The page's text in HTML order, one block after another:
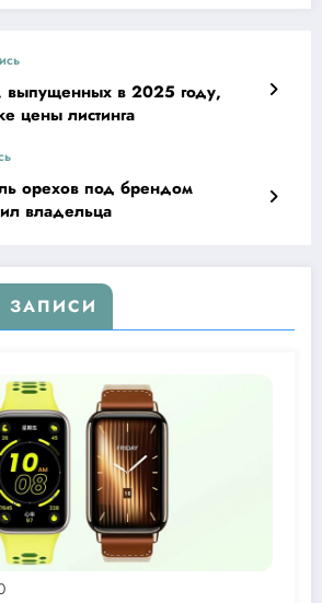
выпущенных в 2025 году,
цены листинга
орехов под брендом
владельца
ЗАПИСИ